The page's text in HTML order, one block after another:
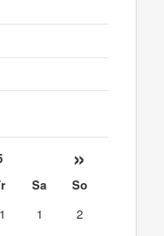
»
Sa
So
1
2